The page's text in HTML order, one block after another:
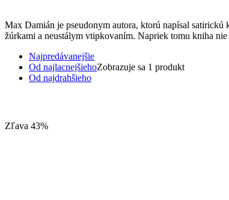
Max Damián je pseudonym autora, ktorú napísal
žúrkami a neustálym vtipkovaním. Napriek tomu kniha
Najpredávanejšie
Od najlacnejšieho
Od najdrahšieho
Zobrazuje sa 1 produkt
Zľava 43%